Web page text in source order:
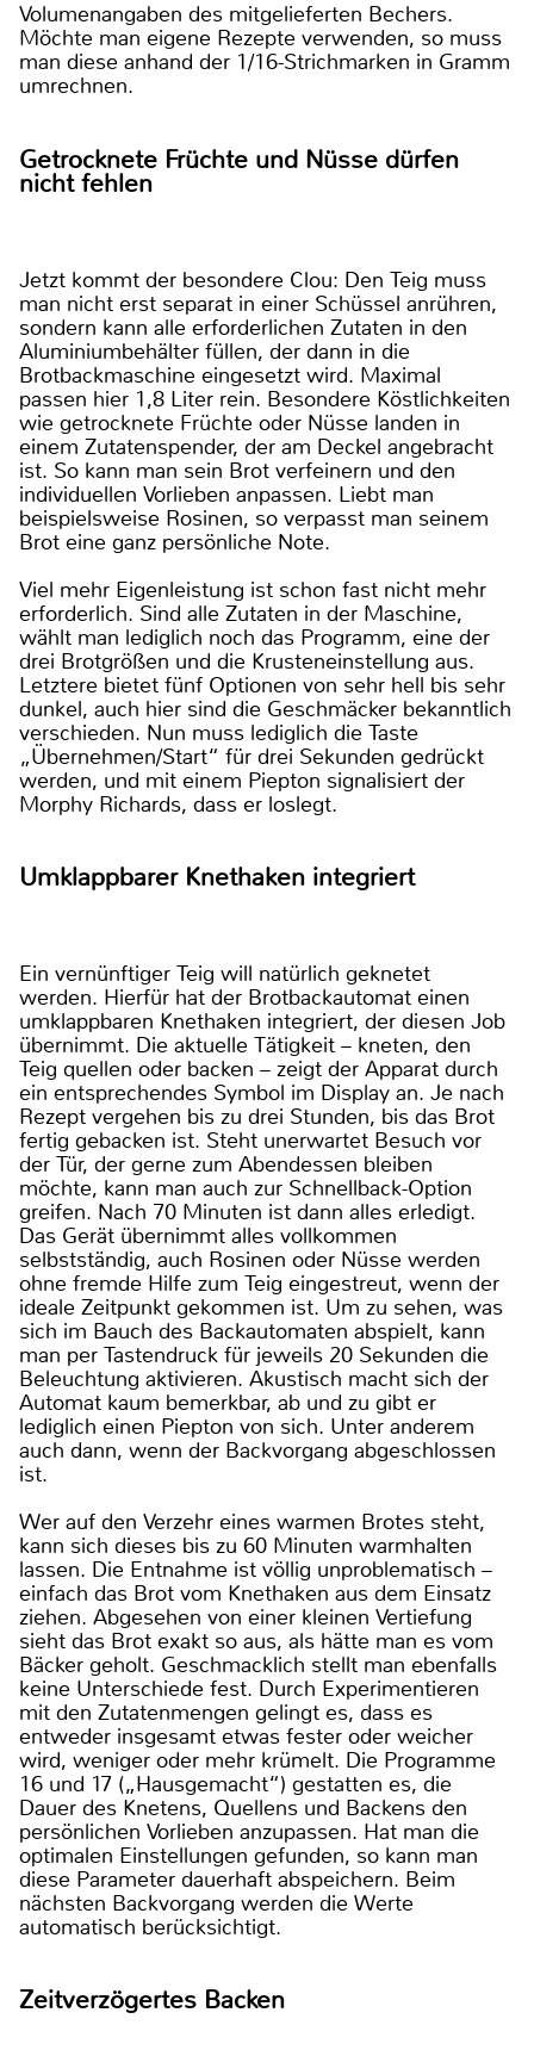
Volumenangaben des mitgelieferten Bechers.
Möchte man eigene Rezepte verwenden, so muss
man diese anhand der 1/16-Strichmarken in Gramm
umrechnen.
Getrocknete Früchte und Nüsse dürfen
nicht fehlen
Jetzt kommt der besondere Clou: Den Teig muss
man nicht erst separat in einer Schüssel anrühren,
sondern kann alle erforderlichen Zutaten in den
Aluminiumbehälter füllen, der dann in die
Brotbackmaschine eingesetzt wird. Maximal
passen hier 1,8 Liter rein. Besondere Köstlichkeiten
wie getrocknete Früchte oder Nüsse landen in
einem Zutatenspender, der am Deckel angebracht
ist. So kann man sein Brot verfeinern und den
individuellen Vorlieben anpassen. Liebt man
beispielsweise Rosinen, so verpasst man seinem
Brot eine ganz persönliche Note.
Viel mehr Eigenleistung ist schon fast nicht mehr
erforderlich. Sind alle Zutaten in der Maschine,
wählt man lediglich noch das Programm, eine der
drei Brotgrößen und die Krusteneinstellung aus.
Letztere bietet fünf Optionen von sehr hell bis sehr
dunkel, auch hier sind die Geschmäcker bekanntlich
verschieden. Nun muss lediglich die Taste
„Übernehmen/Start“ für drei Sekunden gedrückt
werden, und mit einem Piepton signalisiert der
Morphy Richards, dass er loslegt.
Umklappbarer Knethaken integriert
Ein vernünftiger Teig will natürlich geknetet
werden. Hierfür hat der Brotbackautomat einen
umklappbaren Knethaken integriert, der diesen Job
übernimmt. Die aktuelle Tätigkeit – kneten, den
Teig quellen oder backen – zeigt der Apparat durch
ein entsprechendes Symbol im Display an. Je nach
Rezept vergehen bis zu drei Stunden, bis das Brot
fertig gebacken ist. Steht unerwartet Besuch vor
der Tür, der gerne zum Abendessen bleiben
möchte, kann man auch zur Schnellback-Option
greifen. Nach 70 Minuten ist dann alles erledigt.
Das Gerät übernimmt alles vollkommen
selbstständig, auch Rosinen oder Nüsse werden
ohne fremde Hilfe zum Teig eingestreut, wenn der
ideale Zeitpunkt gekommen ist. Um zu sehen, was
sich im Bauch des Backautomaten abspielt, kann
man per Tastendruck für jeweils 20 Sekunden die
Beleuchtung aktivieren. Akustisch macht sich der
Automat kaum bemerkbar, ab und zu gibt er
lediglich einen Piepton von sich. Unter anderem
auch dann, wenn der Backvorgang abgeschlossen
ist.
Wer auf den Verzehr eines warmen Brotes steht,
kann sich dieses bis zu 60 Minuten warmhalten
lassen. Die Entnahme ist völlig unproblematisch –
einfach das Brot vom Knethaken aus dem Einsatz
ziehen. Abgesehen von einer kleinen Vertiefung
sieht das Brot exakt so aus, als hätte man es vom
Bäcker geholt. Geschmacklich stellt man ebenfalls
keine Unterschiede fest. Durch Experimentieren
mit den Zutatenmengen gelingt es, dass es
entweder insgesamt etwas fester oder weicher
wird, weniger oder mehr krümelt. Die Programme
16 und 17 („Hausgemacht“) gestatten es, die
Dauer des Knetens, Quellens und Backens den
persönlichen Vorlieben anzupassen. Hat man die
optimalen Einstellungen gefunden, so kann man
diese Parameter dauerhaft abspeichern. Beim
nächsten Backvorgang werden die Werte
automatisch berücksichtigt.
Zeitverzögertes Backen